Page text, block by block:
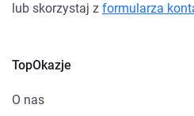
lub skorzystaj z formularza
TopOkazje
O nas